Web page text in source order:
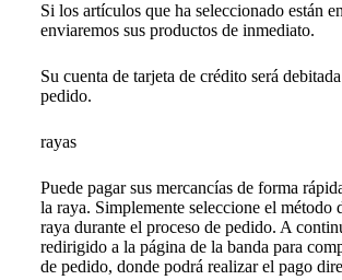
Si los artículos que ha seleccionado están
enviaremos sus productos de inmediato.
Su cuenta de tarjeta de crédito será
pedido.
rayas
Puede pagar sus mercancías de forma
la raya. Simplemente seleccione el método
raya durante el proceso de pedido. A
redirigido a la página de la banda para
de pedido, donde podrá realizar el pago